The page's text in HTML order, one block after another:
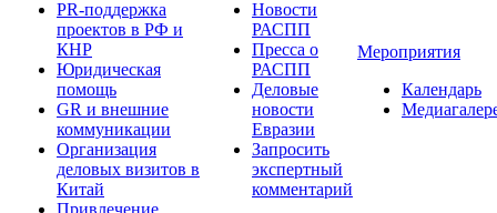
PR-поддержка
проектов в РФ и
КНР
Юридическая
помощь
GR и внешние
коммуникации
Организация
деловых визитов в
Китай
Привлечение
Новости
РАСПП
Пресса о
РАСПП
Деловые
новости
Евразии
Запросить
экспертный
комментарий
Мероприятия
Календарь